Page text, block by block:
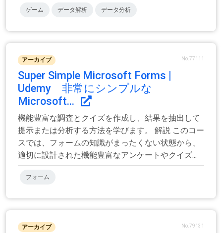
ゲーム データ解析 データ分析
アーカイブ No.77111
Super Simple Microsoft Forms |
Udemy 非常にシンプルな
Microsoft...
機能豊富な調査とクイズを作成し、結果を抽出して
提示または分析する方法を学びます。 解説 このコー
スでは、フォームの知識がまったくない状態から、
適切に設計された機能豊富なアンケートやクイズ...
フォーム
アーカイブ No.79131